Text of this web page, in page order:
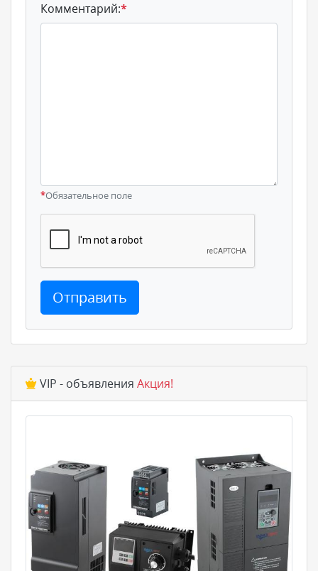
Комментарий:*
*Обязательное поле
Отправить
VIP - объявления Акция!